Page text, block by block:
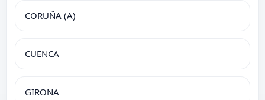
CORUÑA (A)
CUENCA
GIRONA